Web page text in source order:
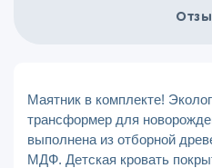
Маятник в комплекте!
трансформер для
выполнена из отборной
МДФ. Детская кровать